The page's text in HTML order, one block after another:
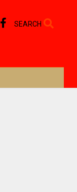
SEARCH